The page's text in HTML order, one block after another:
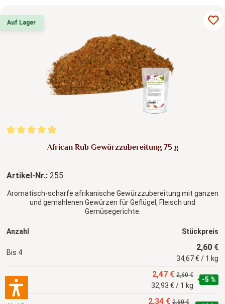
Auf Lager
Durchschnittliche Bewertung von 5 von 5 Sternen
African Rub Gewürzzubereitung 75 g
Artikel-Nr.: 255
Aromatisch-scharfe afrikanische Gewürzzubereitung mit ganzen
und gemahlenen Gewürzen für Geflügel, Fleisch und
Gemüsegerichte.
Anzahl Stückpreis
Bis 4
2,60 €
34,67 € / 1 kg
Bis
2,47 € 2,60 €
32,93 € / 1 kg
-5 %
2,34 € 2,60 €